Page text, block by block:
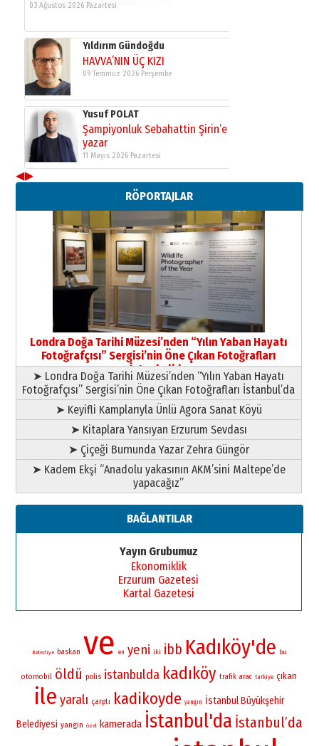
03 Ağustos 2026 Pazartesi
Yıldırım Gündoğdu
HAVVA’NIN ÜÇ KIZI
09 Temmuz 2026 Perşembe
Yusuf POLAT
Şampiyonluk Sebahattin Şirin’e
yazar
11 Mayıs 2026 Pazartesi
Neşat YALÇIN
Paranın Aile Kültüründeki Yeri
03 Ağustos 2026 Pazartesi
Yıldırım Gündoğdu
HAVVA’NIN ÜÇ KIZI
09 Temmuz 2026 Perşembe
Yusuf POLAT
Şampiyonluk Sebahattin Şirin’e
yazar
11 Mayıs 2026 Pazartesi
◀▶
RÖPORTAJLAR
Londra Doğa Tarihi Müzesi’nden “Yılın Yaban Hayatı
Fotoğrafçısı” Sergisi’nin Öne Çıkan Fotoğrafları
İstanbul’da
➤ Londra Doğa Tarihi Müzesi’nden “Yılın Yaban Hayatı
Fotoğrafçısı” Sergisi’nin Öne Çıkan Fotoğrafları İstanbul’da
➤ Keyifli Kamplarıyla Ünlü Agora Sanat Köyü
➤ Kitaplara Yansıyan Erzurum Sevdası
➤ Çiçeği Burnunda Yazar Zehra Güngör
➤ Kadem Ekşi “Anadolu yakasının AKM’sini Maltepe’de
yapacağız”
BAĞLANTILAR
Yayın Grubumuz
Ekonomiklik
Erzurum Gazetesi
Kartal Gazetesi
Belediye baskan ve en yeni iki ibb Kadıköy'de bu
otomobil öldü polis istanbulda kadıköy trafik arac turkiye çıkan
ile yaralı çarptı kadikoyde yangın İstanbul Büyükşehir
Belediyesi yangin özel kamerada İstanbul'da İstanbul’da